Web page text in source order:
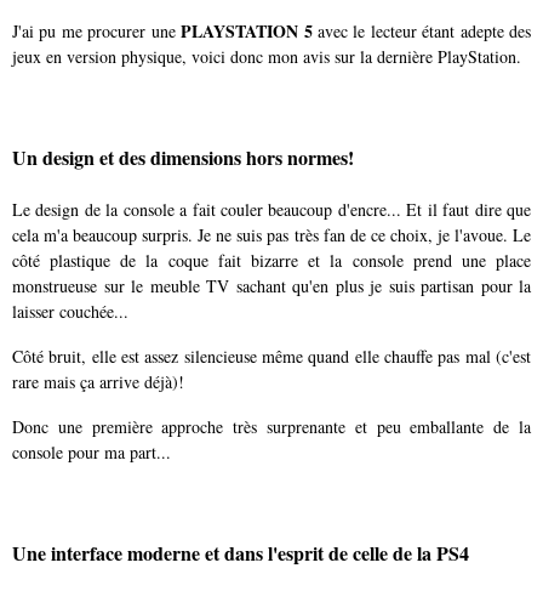
J'ai pu me procurer unePLAYSTATION 5avec le lecteur étant adepte des
jeux en version physique, voici donc mon avis sur la dernière PlayStation.
Un design et des dimensions hors normes!
Le design de la console a fait couler beaucoup d'encre... Et il faut dire que
cela m'a beaucoup surpris. Je ne suis pas très fan de ce choix, je l'avoue. Le
côté plastique de la coque fait bizarre et la console prend une place
monstrueuse sur le meuble TV sachant qu'en plus je suis partisan pour la
laisser couchée...
Côté bruit, elle est assez silencieuse même quand elle chauffe pas mal (c'est
rare mais ça arrive déjà)!
Donc une première approche très surprenante et peu emballante de la
console pour ma part...
Une interface moderne et dans l'esprit de celle de la PS4